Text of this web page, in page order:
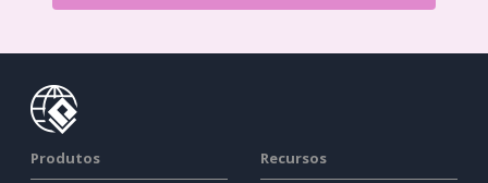
Produtos Recursos